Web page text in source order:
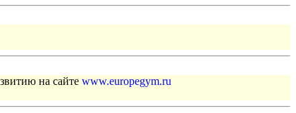
на сайте www.europegym.ru